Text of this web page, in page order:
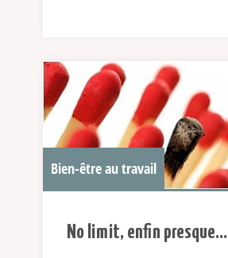
Bien-être au travail
No limit, enfin presque…